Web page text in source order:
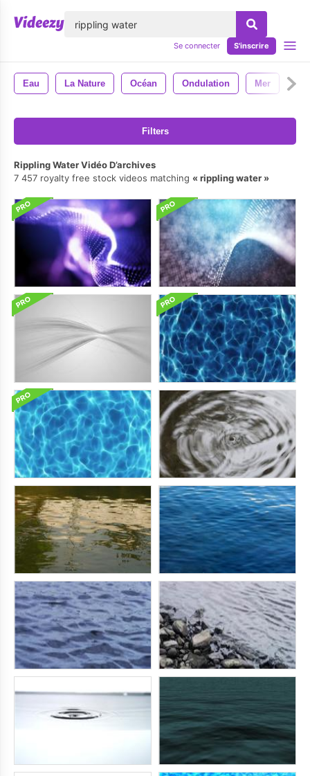
Se connecter S'inscrire
Eau La Nature Océan Ondulation Mer
Filters
Rippling Water Vidéo D’archives
7 457 royalty free stock videos matching
rippling water